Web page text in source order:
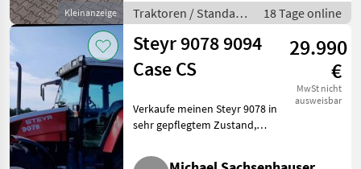
Kleinanzeige
Höchstgeschwindigkeit in
Traktoren / Standard
Traktoren
18 Tage online
Steyr 9078 9094
Case CS
29.990
€
MwSt nicht
ausweisbar
Verkaufe meinen Steyr 9078 in
sehr gepflegtem Zustand,
Druckluftbremse,